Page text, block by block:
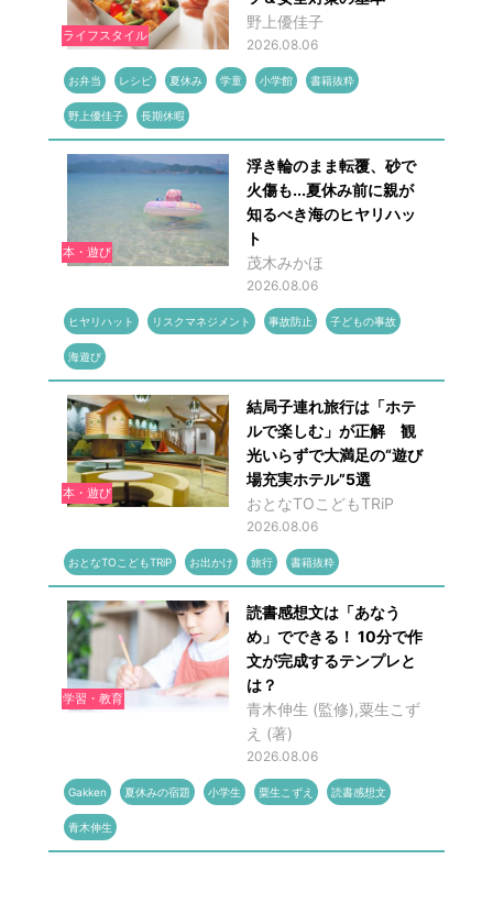
ライフスタイル
野上優佳子
2026.08.06
お弁当 レシピ 夏休み 学童 小学館 書籍抜粋
野上優佳子 長期休暇
本・遊び
浮き輪のまま転覆、砂で
火傷も...夏休み前に親が
知るべき海のヒヤリハッ
ト
茂木みかほ
2026.08.06
ヒヤリハット リスクマネジメント 事故防止 子どもの事故
海遊び
本・遊び
結局子連れ旅行は「ホテ
ルで楽しむ」が正解 観
光いらずで大満足の“遊び
場充実ホテル”5選
おとなTOこどもTRiP
2026.08.06
おとなTOこどもTRiP お出かけ 旅行 書籍抜粋
学習・教育
読書感想文は「あなう
め」でできる！ 10分で作
文が完成するテンプレと
は？
青木伸生 (監修),粟生こず
え (著)
2026.08.06
Gakken 夏休みの宿題 小学生 粟生こずえ 読書感想文
青木伸生